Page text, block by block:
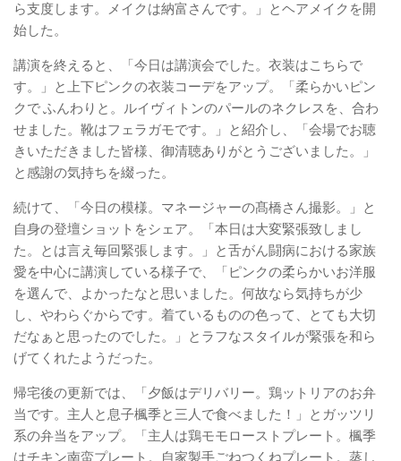
ら支度します。メイクは納富さんです。」とヘアメイクを開
始した。
講演を終えると、「今日は講演会でした。衣装はこちらで
す。」と上下ピンクの衣装コーデをアップ。「柔らかいピン
クで ふんわりと。ルイヴィトンのパールのネクレスを、合わ
せました。靴はフェラガモです。」と紹介し、「会場でお聴
きいただきました皆様、御清聴ありがとうございました。」
と感謝の気持ちを綴った。
続けて、「今日の模様。マネージャーの髙橋さん撮影。」と
自身の登壇ショットをシェア。「本日は大変緊張致しまし
た。とは言え毎回緊張します。」と舌がん闘病における家族
愛を中心に講演している様子で、「ピンクの柔らかいお洋服
を選んで、よかったなと思いました。何故なら気持ちが少
し、やわらぐからです。着ているものの色って、とても大切
だなぁと思ったのでした。」とラフなスタイルが緊張を和ら
げてくれたようだった。
帰宅後の更新では、「夕飯はデリバリー。鶏ットリアのお弁
当です。主人と息子楓季と三人で食べました！」とガッツリ
系の弁当をアップ。「主人は鶏モモローストプレート。楓季
はチキン南蛮プレート。自家製手ごねつくねプレート。蒸し